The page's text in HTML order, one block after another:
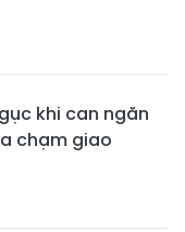
khi can ngăn
chạm giao